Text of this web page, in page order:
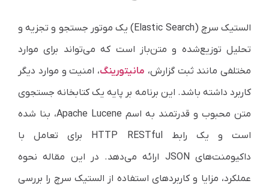
الستیک سرچ (Elastic Search) یک موتور جستجو و تجزیه و
تحلیل توزیع‌شده و متن‌باز است که می‌تواند برای موارد
مختلفی مانند ثبت گزارش، مانیتورینگ، امنیت و موارد دیگر
کاربرد داشته باشد. این برنامه بر پایه یک کتابخانه جستجوی
متن محبوب و قدرتمند به اسم Apache Lucene، بنا شده
است و یک رابطHTTP RESTful برای تعامل با
داکیومنت‌هایJSON ارائه می‌دهد. در این مقاله نحوه
عملکرد، مزایا و کاربردهای استفاده از الستیک سرچ را بررسی